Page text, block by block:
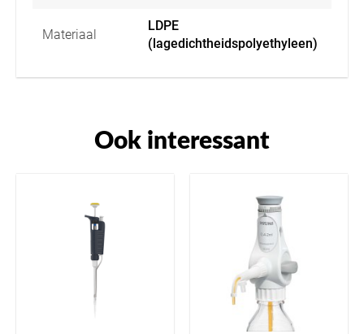
Materiaal
LDPE
(lagedichtheidspolyethyleen)
Ook interessant